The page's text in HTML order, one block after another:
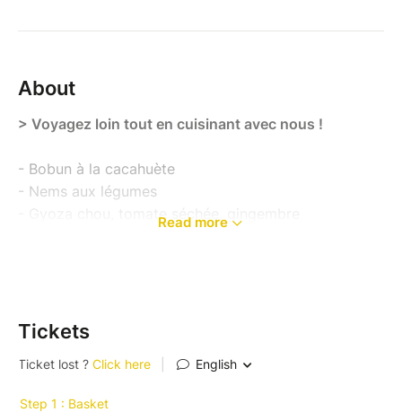
About
> Voyagez loin tout en cuisinant avec nous !
- Bobun à la cacahuète
- Nems aux légumes
- Gyoza chou, tomate séchée, gingembre
cuisine asiatique revisités
Read more
Tickets